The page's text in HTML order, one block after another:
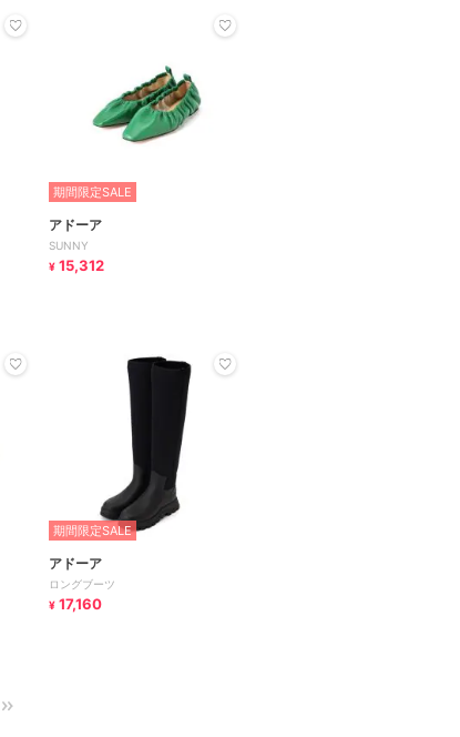
期間限定SALE
アドーア
SUNNY
¥ 15,312
期間限定SALE
アドーア
ロングブーツ
¥ 17,160